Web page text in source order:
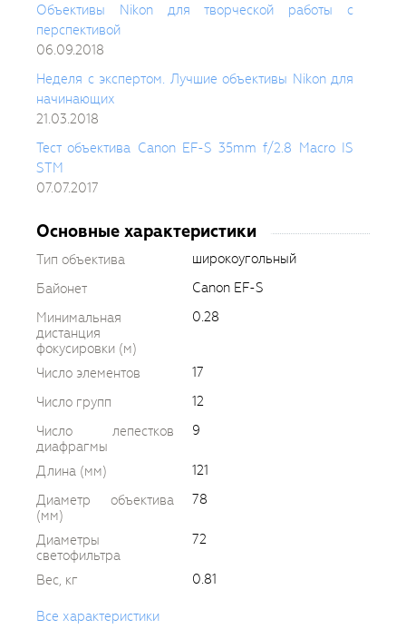
Объективы Nikon для творческой работы с
перспективой
06.09.2018
Неделя с экспертом. Лучшие объективы Nikon для
начинающих
21.03.2018
Тест объектива Canon EF-S 35mm f/2.8 Macro IS
STM
07.07.2017
Основные характеристики
Тип объектива
широкоугольный
Байонет
Canon EF-S
Минимальная
дистанция
фокусировки (м)
0.28
Число элементов
17
Число групп
12
Число лепестков
диафрагмы
9
Длина (мм)
121
Диаметр объектива
(мм)
78
Диаметры
светофильтра
72
Вес, кг 0.81
Все характеристики